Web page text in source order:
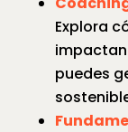
Explora
puedes